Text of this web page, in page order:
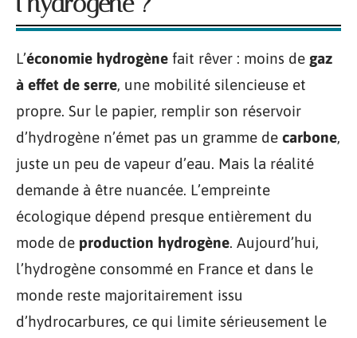
L’économie hydrogène fait rêver : moins de gaz
à effet de serre, une mobilité silencieuse et
propre. Sur le papier, remplir son réservoir
d’hydrogène n’émet pas un gramme de carbone,
juste un peu de vapeur d’eau. Mais la réalité
demande à être nuancée. L’empreinte
écologique dépend presque entièrement du
mode de production hydrogène. Aujourd’hui,
l’hydrogène consommé en France et dans le
monde reste majoritairement issu
d’hydrocarbures, ce qui limite sérieusement le